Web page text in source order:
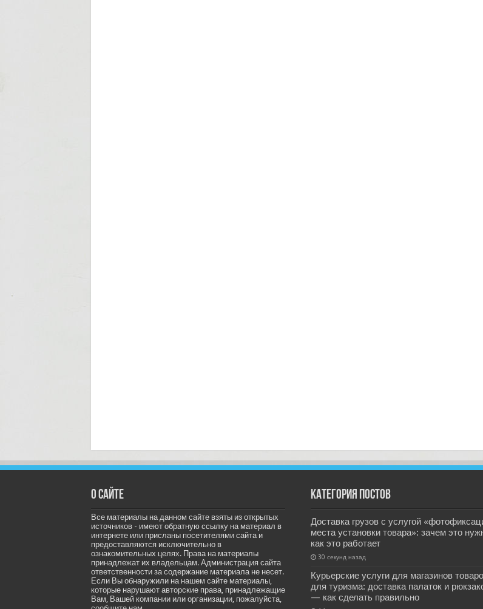
О сайте
Все материалы на данном сайте взяты из открытых
источников - имеют обратную ссылку на материал в
интернете или присланы посетителями сайта и
предоставляются исключительно в
ознакомительных целях. Права на материалы
принадлежат их владельцам. Администрация сайта
ответственности за содержание материала не несет.
Если Вы обнаружили на нашем сайте материалы,
которые нарушают авторские права, принадлежащие
Вам, Вашей компании или организации, пожалуйста,
Категория постов
Доставка грузов с услугой
места установки товара»: зачем это
как это работает
30 секунд назад
Курьерские услуги для магазинов
для туризма: доставка палаток и
— как сделать правильно